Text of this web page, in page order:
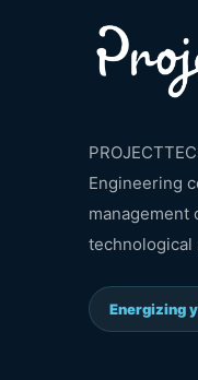
Engineering
management
technological
Energizing